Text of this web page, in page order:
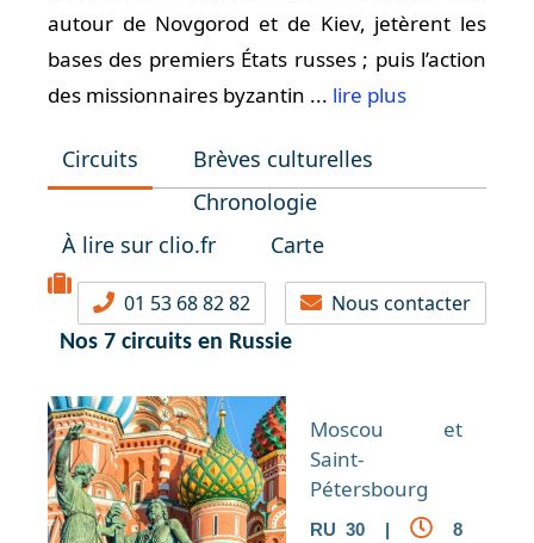
autour de Novgorod et de Kiev, jetèrent les
bases des premiers États russes ; puis l’action
des missionnaires byzantin ... lire plus
Circuits
Brèves culturelles
Chronologie
À lire sur clio.fr
Carte
01 53 68 82 82 Nous contacter
Nos 7 circuits en Russie
Moscou et
Saint-
Pétersbourg
RU 30 |
8